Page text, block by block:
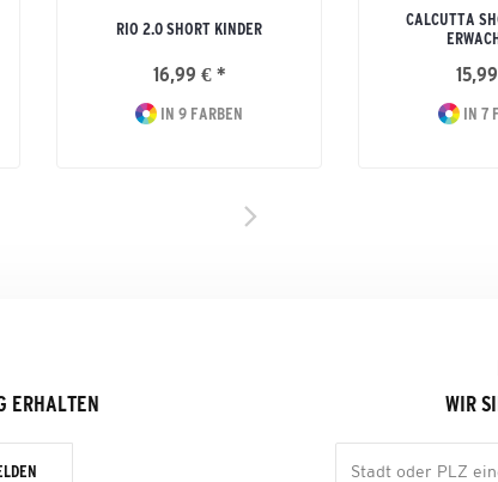
RIO 2.0 SHORT KINDER
16,99 € *
IN 9 FARBEN
CALCUTTA
IN 7
ERHALTEN
WIR